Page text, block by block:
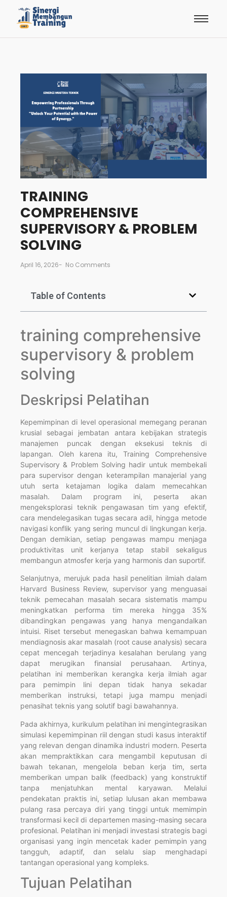
TRAINING
COMPREHENSIVE
SUPERVISORY & PROBLEM
SOLVING
April 16, 2026- No Comments
Table of Contents
training comprehensive
supervisory & problem
solving
Deskripsi Pelatihan
Kepemimpinan di level operasional memegang peranan
krusial sebagai jembatan antara kebijakan strategis
manajemen puncak dengan eksekusi teknis di
lapangan. Oleh karena itu, Training Comprehensive
Supervisory & Problem Solving hadir untuk membekali
para supervisor dengan keterampilan manajerial yang
utuh serta ketajaman logika dalam memecahkan
masalah. Dalam program ini, peserta akan
mengeksplorasi teknik pengawasan tim yang efektif,
cara mendelegasikan tugas secara adil, hingga metode
navigasi konflik yang sering muncul di lingkungan kerja.
Dengan demikian, setiap pengawas mampu menjaga
produktivitas unit kerjanya tetap stabil sekaligus
membangun atmosfer kerja yang harmonis dan suportif.
Selanjutnya, merujuk pada hasil penelitian ilmiah dalam
Harvard Business Review, supervisor yang menguasai
teknik pemecahan masalah secara sistematis mampu
meningkatkan performa tim mereka hingga 35%
dibandingkan pengawas yang hanya mengandalkan
intuisi. Riset tersebut menegaskan bahwa kemampuan
mendiagnosis akar masalah (root cause analysis) secara
cepat mencegah terjadinya kesalahan berulang yang
dapat merugikan finansial perusahaan. Artinya,
pelatihan ini memberikan kerangka kerja ilmiah agar
para pemimpin lini depan tidak hanya sekadar
memberikan instruksi, tetapi juga mampu menjadi
penasihat teknis yang solutif bagi bawahannya.
Pada akhirnya, kurikulum pelatihan ini mengintegrasikan
simulasi kepemimpinan riil dengan studi kasus interaktif
yang relevan dengan dinamika industri modern. Peserta
akan mempraktikkan cara mengambil keputusan di
bawah tekanan, mengelola beban kerja tim, serta
memberikan umpan balik (feedback) yang konstruktif
tanpa menjatuhkan mental karyawan. Melalui
pendekatan praktis ini, setiap lulusan akan membawa
pulang rasa percaya diri yang tinggi untuk memimpin
transformasi kecil di departemen masing-masing secara
profesional. Pelatihan ini menjadi investasi strategis bagi
organisasi yang ingin mencetak kader pemimpin yang
tangguh, adaptif, dan selalu siap menghadapi
tantangan operasional yang kompleks.
Tujuan Pelatihan